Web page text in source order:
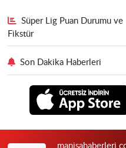
Süper Lig Puan Durumu ve
Fikstür
Son Dakika Haberleri